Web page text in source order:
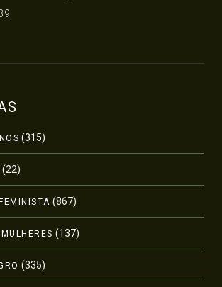
(315)
(22)
(867)
(137)
(335)